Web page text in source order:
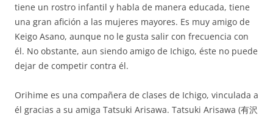
tiene un rostro infantil y habla de manera educada, tiene
una gran afición a las mujeres mayores. Es muy amigo de
Keigo Asano, aunque no le gusta salir con frecuencia con
él. No obstante, aun siendo amigo de Ichigo, éste no puede
dejar de competir contra él.
Orihime es una compañera de clases de Ichigo, vinculada a
él gracias a su amiga Tatsuki Arisawa. Tatsuki Arisawa (有沢